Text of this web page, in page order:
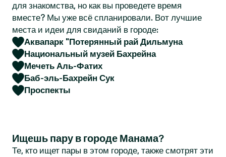
для знакомства, но как вы проведете время
вместе? Мы уже всё спланировали. Вот лучшие
места и идеи для свиданий в городе:
Аквапарк "Потерянный рай Дильмуна
Национальный музей Бахрейна
Мечеть Аль-Фатих
Баб-эль-Бахрейн Сук
Проспекты
Ищешь пару в городе Манама?
Те, кто ищет пары в этом городе, также смотрят эти